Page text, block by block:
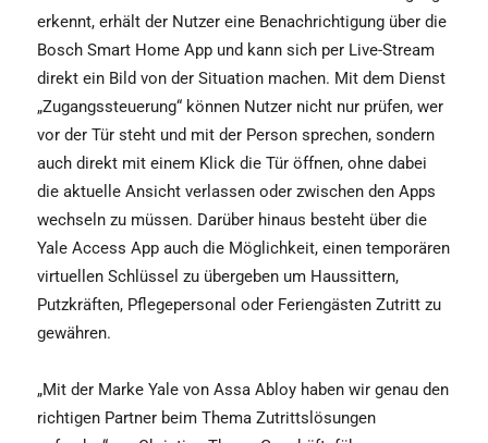
erkennt, erhält der Nutzer eine Benachrichtigung über die
Bosch Smart Home App und kann sich per Live-Stream
direkt ein Bild von der Situation machen. Mit dem Dienst
„Zugangssteuerung“ können Nutzer nicht nur prüfen, wer
vor der Tür steht und mit der Person sprechen, sondern
auch direkt mit einem Klick die Tür öffnen, ohne dabei
die aktuelle Ansicht verlassen oder zwischen den Apps
wechseln zu müssen. Darüber hinaus besteht über die
Yale Access App auch die Möglichkeit, einen temporären
virtuellen Schlüssel zu übergeben um Haussittern,
Putzkräften, Pflegepersonal oder Feriengästen Zutritt zu
gewähren.
„Mit der Marke Yale von Assa Abloy haben wir genau den
richtigen Partner beim Thema Zutrittslösungen